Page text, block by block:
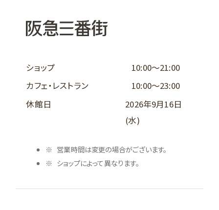
ショップ
10:00～21:00
カフェ・レストラン
10:00～23:00
休館日
2026年9月16日
(水)
営業時間は変更の場合がございます。
ショップによって異なります。